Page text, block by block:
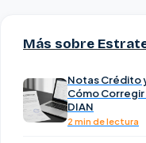
Más sobre
Notas Crédito
Cómo Corregir
DIAN
2 min de lectura